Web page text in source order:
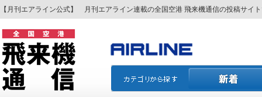
【月刊エアライン公式】 月刊エアライン連載の全国空港 飛来機通信の投稿サイ